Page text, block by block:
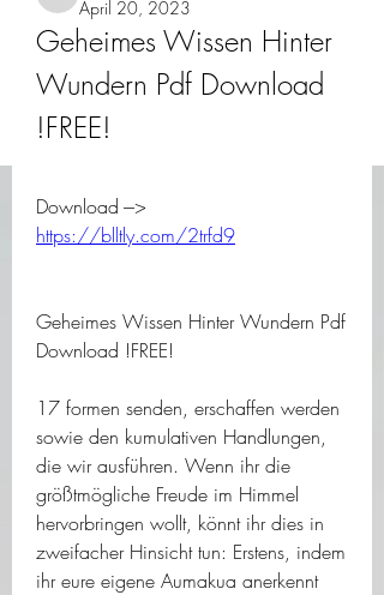
April 20, 2023
Geheimes Wissen Hinter
Wundern Pdf Download
!FREE!
https://blltly.com/2trfd9
Geheimes Wissen Hinter Wundern Pdf
Download !FREE!
17 formen senden, erschaffen werden
sowie den kumulativen Handlungen,
die wir ausführen. Wenn ihr die
größtmögliche Freude im Himmel
hervorbringen wollt, könnt ihr dies in
zweifacher Hinsicht tun: Erstens, indem
ihr eure eigene Aumakua anerkennt